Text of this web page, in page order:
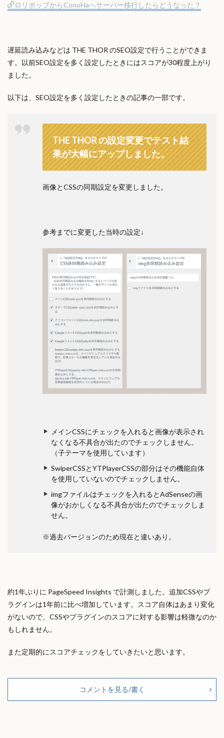
ロリポップからConoHaへサーバー移行したらどうなった？
遅延読み込みなどは THE THOR のSEO設定で行うことができま
す。以前SEO設定を多く設定したときにはスコアが30程度上がり
ました。
以下は、SEO設定を多く設定したときの記事の一部です。
THE THOR の設定変更でテスト結
果が大幅にアップしました。
画像とCSSの同期設定を変更しました。
参考までに変更した当時の設定↓
メインCSSにチェックを入れると画像が表示され
なくなる不具合が出たのでチェックしません。
（子テーマを使用しています）
SwiperCSSとYTPlayerCSSの部分はその機能自体
を使用していないのでチェックしません。
imgファイルはチェックを入れるとAdSenseの画
像がおかしくなる不具合が出たのでチェックしま
せん。
※過去バージョンのため現在と違いあり。
約1年ぶりに PageSpeed Insights で計測しました。追加CSSやプ
ラグインは1年前に比べ増加しています。スコア自体はあまり変化
がないので、CSSやプラグインのスコアに対する影響は軽微なのか
もしれません。
また定期的にスコアチェックをしていきたいと思います。
コメントを見る/書く